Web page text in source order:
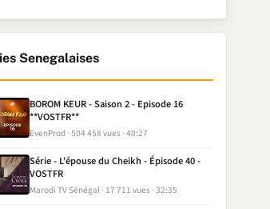
Senegalaises
BOROM KEUR - Saison 2 - Episode 16
**VOSTFR**
EvenProd 504 458 vues 40:27
Série - L'épouse du Cheikh - Épisode 40 -
VOSTFR
Marodi TV Sénégal 17 711 vues 32:35